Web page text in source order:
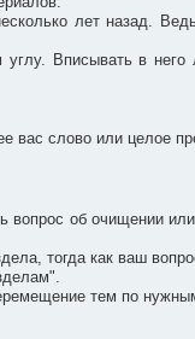
лет назад.
углу. Вписывать в
вас слово или целое
вопрос об очищении
тогда как ваш
тем по